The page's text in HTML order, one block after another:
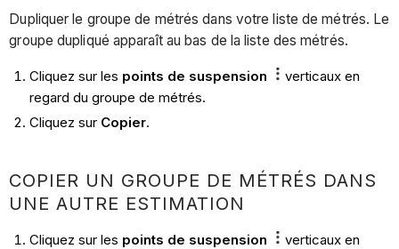
Dupliquer le groupe de métrés dans votre liste de métrés. Le
groupe dupliqué apparaît au bas de la liste des métrés.
Cliquez sur les points de suspension
verticaux en
regard du groupe de métrés.
Cliquez sur Copier.
COPIER UN GROUPE DE MÉTRÉS DANS
UNE AUTRE ESTIMATION
Cliquez sur les points de suspension
verticaux en